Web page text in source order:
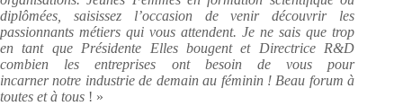
diplômées, saisissez l’occasion de venir découvrir les
passionnants métiers qui vous attendent. Je ne sais que trop
en tant que Présidente Elles bougent et Directrice R&D
combien les entreprises ont besoin de vous pour
incarner notre industrie de demain au féminin ! Beau forum à
toutes et à tous ! »